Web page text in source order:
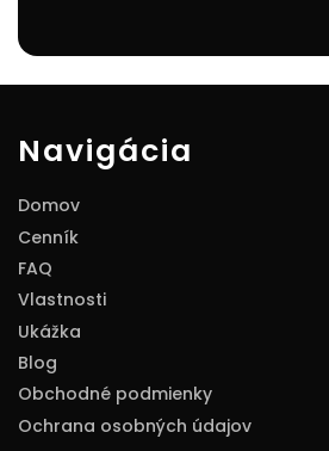
Navigácia
Domov
Cenník
FAQ
Vlastnosti
Ukážka
Blog
Obchodné podmienky
Ochrana osobných údajov